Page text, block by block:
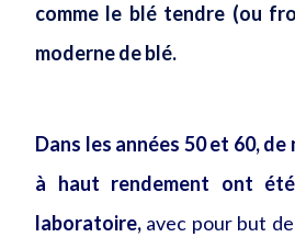
comme le blé tendre (ou
moderne de blé.
Dans les années 50 et 60,
à haut rendement ont
laboratoire, avec pour but